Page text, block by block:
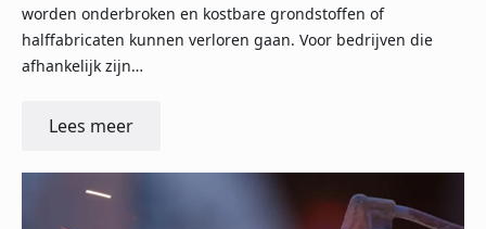
worden onderbroken en kostbare grondstoffen of
halffabricaten kunnen verloren gaan. Voor bedrijven die
afhankelijk zijn…
Lees meer